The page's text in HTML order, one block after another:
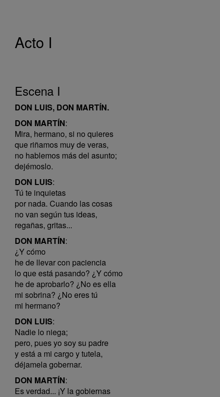
Acto I
Escena I
DON LUIS, DON MARTÍN.
DON MARTÍN:
Mira, hermano, si no quieres
que riñamos muy de veras,
no hablemos más del asunto;
dejémoslo.
DON LUIS:
Tú te inquietas
por nada. Cuando las cosas
no van según tus ideas,
regañas, gritas...
DON MARTÍN:
¿Y cómo
he de llevar con paciencia
lo que está pasando? ¿Y cómo
he de aprobarlo? ¿No es ella
mi sobrina? ¿No eres tú
mi hermano?
DON LUIS:
Nadie lo niega;
pero, pues yo soy su padre
y está a mi cargo y tutela,
déjamela gobernar.
DON MARTÍN:
Es verdad... ¡Y la gobiernas